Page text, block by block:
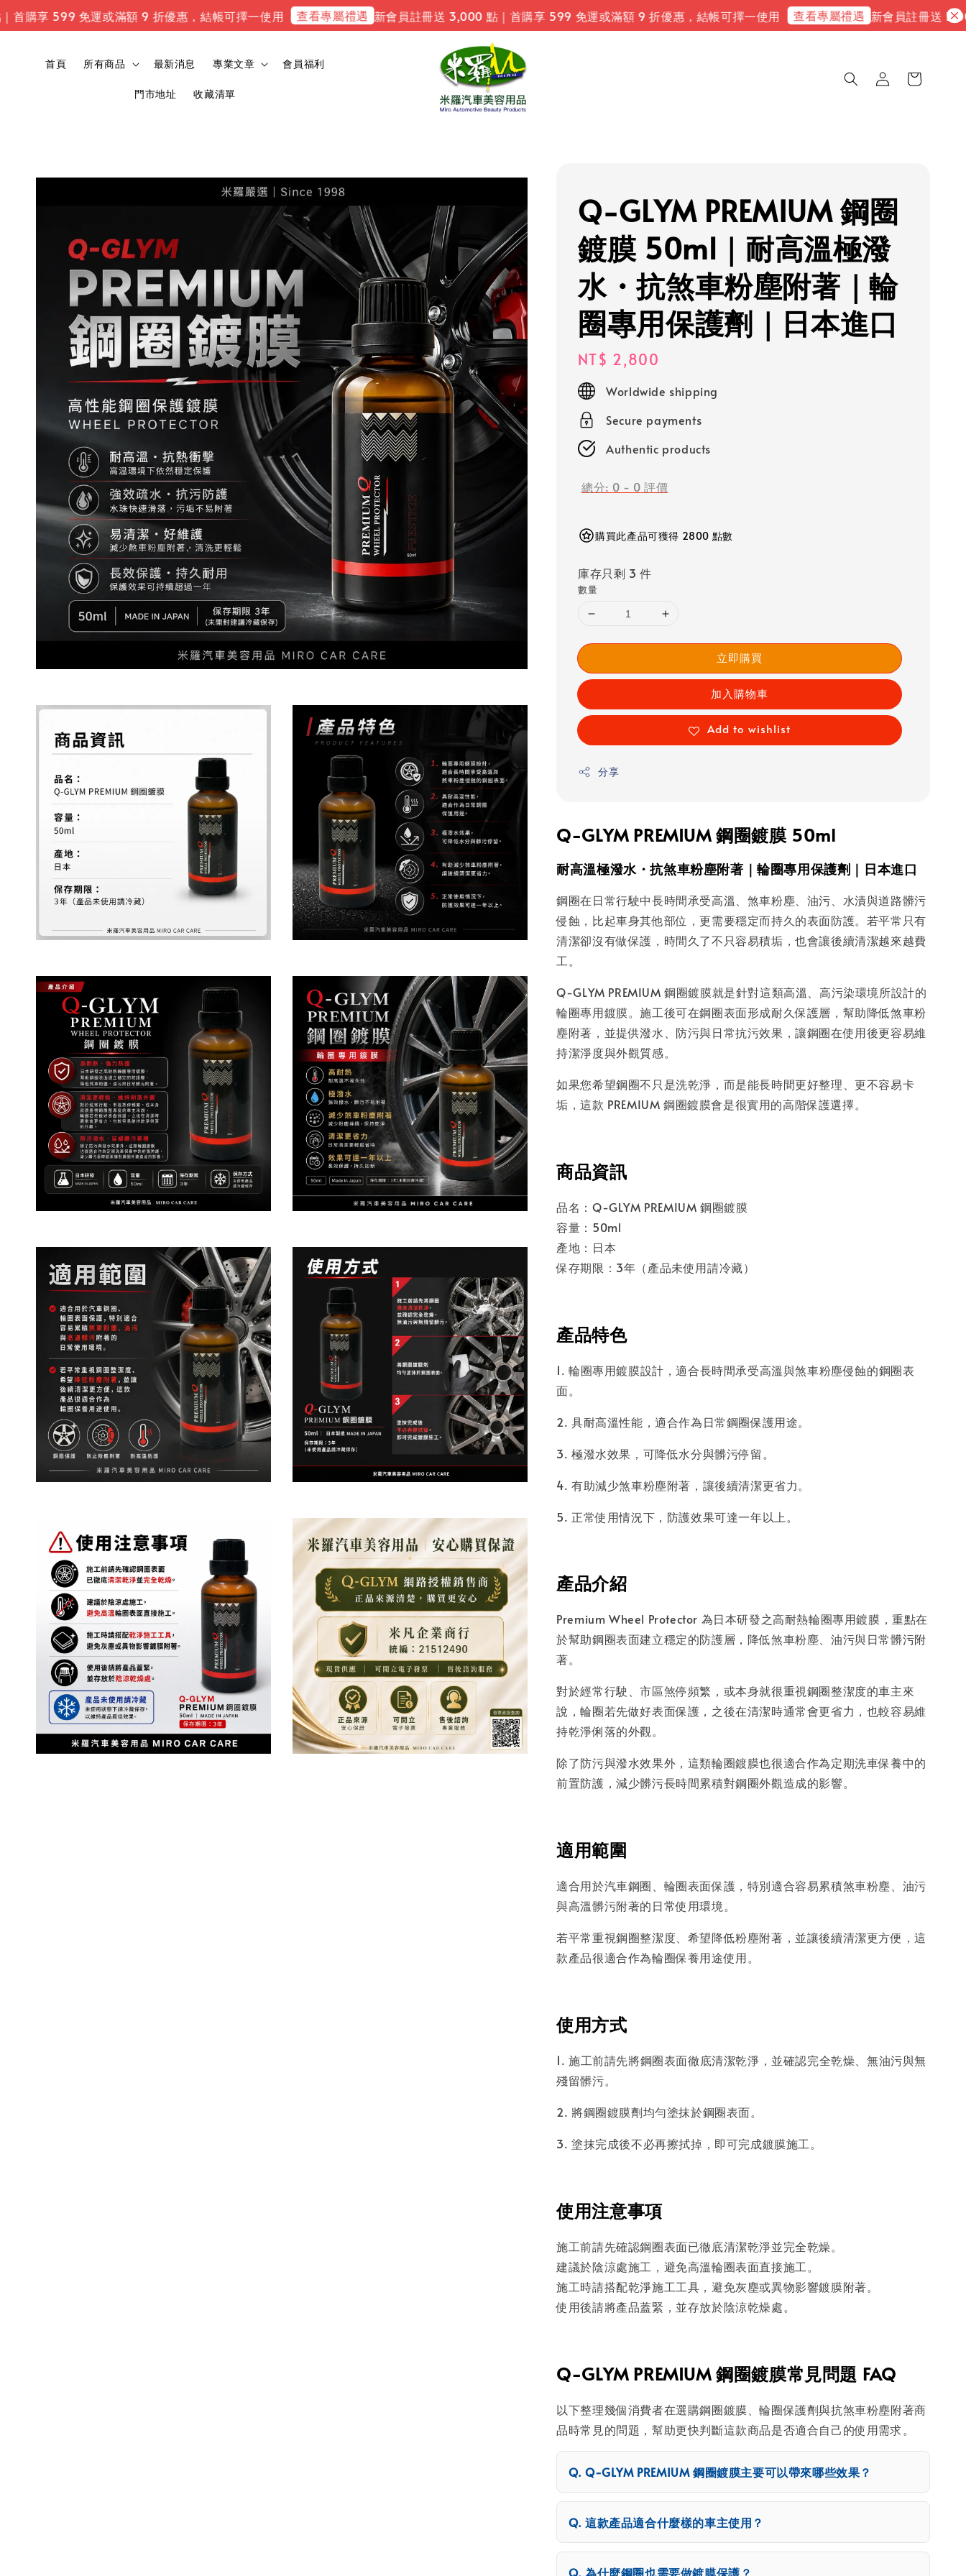
享 599 免運或滿額 9 折優惠，結帳可擇一使用 查看專屬禮遇 新會員註冊送 3,000 點｜首購享 599 免運或滿額 9 折優惠，結帳可擇一使用 查看專屬禮遇 新會員註冊送 3,000
首頁 所有商品 最新消息 專業文章 會員福利
門市地址 收藏清單
Q-GLYM PREMIUM 鋼圈
鍍膜 50ml｜耐高溫極潑
水・抗煞車粉塵附著｜輪
圈專用保護劑｜日本進口
Regular
price
NT$ 2,800
Worldwide shipping
Secure payments
Authentic products
總分: 0 - 0 評價
購買此產品可獲得 2800 點數
庫存只剩 3 件
數量
立即購買
加入購物車
Add to wishlist
分享
Q-GLYM PREMIUM 鋼圈鍍膜 50ml
耐高溫極潑水・抗煞車粉塵附著｜輪圈專用保護劑｜日本進口
鋼圈在日常行駛中長時間承受高溫、煞車粉塵、油污、水漬與道路髒污
侵蝕，比起車身其他部位，更需要穩定而持久的表面防護。若平常只有
清潔卻沒有做保護，時間久了不只容易積垢，也會讓後續清潔越來越費
工。
Q-GLYM PREMIUM 鋼圈鍍膜就是針對這類高溫、高污染環境所設計的
輪圈專用鍍膜。施工後可在鋼圈表面形成耐久保護層，幫助降低煞車粉
塵附著，並提供潑水、防污與日常抗污效果，讓鋼圈在使用後更容易維
持潔淨度與外觀質感。
如果您希望鋼圈不只是洗乾淨，而是能長時間更好整理、更不容易卡
垢，這款 PREMIUM 鋼圈鍍膜會是很實用的高階保護選擇。
商品資訊
品名：Q-GLYM PREMIUM 鋼圈鍍膜
容量：50ml
產地：日本
保存期限：3年（產品未使用請冷藏）
產品特色
1. 輪圈專用鍍膜設計，適合長時間承受高溫與煞車粉塵侵蝕的鋼圈表
面。
2. 具耐高溫性能，適合作為日常鋼圈保護用途。
3. 極潑水效果，可降低水分與髒污停留。
4. 有助減少煞車粉塵附著，讓後續清潔更省力。
5. 正常使用情況下，防護效果可達一年以上。
產品介紹
Premium Wheel Protector 為日本研發之高耐熱輪圈專用鍍膜，重點在
於幫助鋼圈表面建立穩定的防護層，降低煞車粉塵、油污與日常髒污附
著。
對於經常行駛、市區煞停頻繁，或本身就很重視鋼圈整潔度的車主來
說，輪圈若先做好表面保護，之後在清潔時通常會更省力，也較容易維
持乾淨俐落的外觀。
除了防污與潑水效果外，這類輪圈鍍膜也很適合作為定期洗車保養中的
前置防護，減少髒污長時間累積對鋼圈外觀造成的影響。
適用範圍
適合用於汽車鋼圈、輪圈表面保護，特別適合容易累積煞車粉塵、油污
與高溫髒污附著的日常使用環境。
若平常重視鋼圈整潔度、希望降低粉塵附著，並讓後續清潔更方便，這
款產品很適合作為輪圈保養用途使用。
使用方式
1. 施工前請先將鋼圈表面徹底清潔乾淨，並確認完全乾燥、無油污與無
殘留髒污。
2. 將鋼圈鍍膜劑均勻塗抹於鋼圈表面。
3. 塗抹完成後不必再擦拭掉，即可完成鍍膜施工。
使用注意事項
施工前請先確認鋼圈表面已徹底清潔乾淨並完全乾燥。
建議於陰涼處施工，避免高溫輪圈表面直接施工。
施工時請搭配乾淨施工工具，避免灰塵或異物影響鍍膜附著。
使用後請將產品蓋緊，並存放於陰涼乾燥處。
Q-GLYM PREMIUM 鋼圈鍍膜常見問題 FAQ
以下整理幾個消費者在選購鋼圈鍍膜、輪圈保護劑與抗煞車粉塵附著商
品時常見的問題，幫助更快判斷這款商品是否適合自己的使用需求。
Q-GLYM PREMIUM 鋼圈鍍膜主要可以帶來哪些效果？
這款產品適合什麼樣的車主使用？
為什麼鋼圈也需要做鍍膜保護？